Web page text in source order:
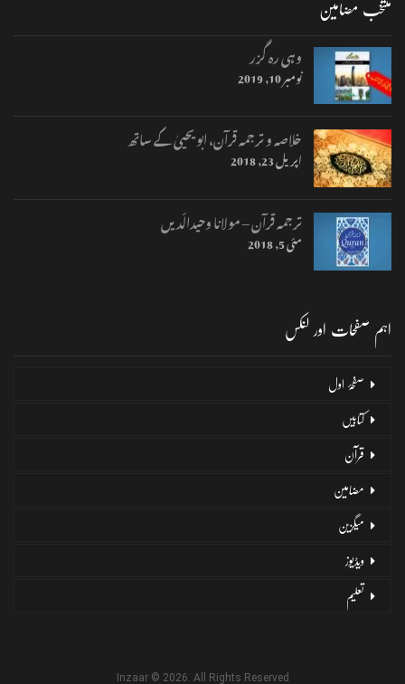
منتخب مضامین
وہی رہ گزر
نومبر 10, 2019
خلاصہ و ترجمہ قرآن، ابو یحییٰ کے ساتھ
اپریل 23, 2018
ترجمہ قرآن – مولانا وحیدالّدیں
مئی 5, 2018
اہم صفحات اور لنکس
صفحۂ اول
کتابیں
قرآن
مضامین
میگزین
ویڈیوز
تعلیم
Inzaar © 2026. All Rights Reserved